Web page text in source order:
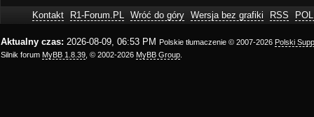
Kontakt R1-Forum.PL Wróć do góry Wersja bez grafiki RSS
Aktualny czas: 2026-08-09, 06:53 PM Polskie tłumaczenie © 2007-2026 Polski
Silnik forum MyBB 1.8.39 , © 2002-2026 MyBB Group